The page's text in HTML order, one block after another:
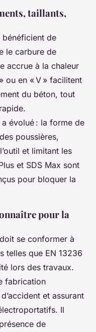
taillants,
bénéficient de
le carbure de
accrue à la chaleur
ou en « V » facilitent
du béton, tout
a évolué : la forme de
poussières,
et limitant les
et SDS Max sont
pour bloquer la
pour la
se conformer à
telles que EN 13236
lors des travaux.
fabrication
et assurant
Il
de